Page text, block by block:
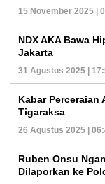
15 November 2025 |
NDX AKA Bawa
Jakarta
31 Agustus 2025 |
Kabar Perceraian
Tigaraksa
26 Agustus 2025 |
Ruben Onsu
Dilaporkan ke